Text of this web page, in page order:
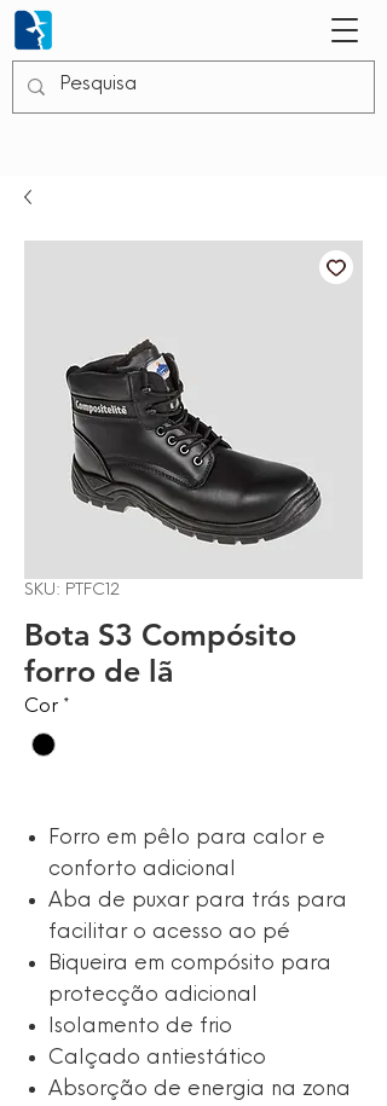
SKU: PTFC12
Bota S3 Compósito
forro de lã
Cor *
Forro em pêlo para calor e
conforto adicional
Aba de puxar para trás para
facilitar o acesso ao pé
Biqueira em compósito para
protecção adicional
Isolamento de frio
Calçado antiestático
Absorção de energia na zona